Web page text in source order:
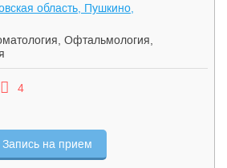
область, Пушкино,
Офтальмология
4
Запись на прием